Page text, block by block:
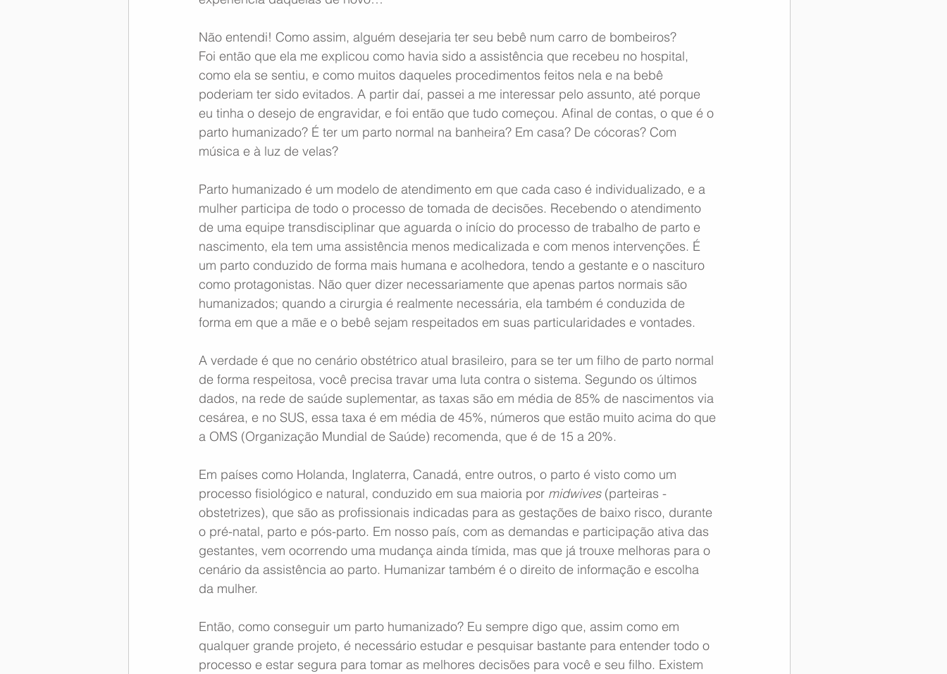
Não entendi! Como assim, alguém desejaria ter seu bebê num carro de bombeiros?
Foi então que ela me explicou como havia sido a assistência que recebeu no hospital,
como ela se sentiu, e como muitos daqueles procedimentos feitos nela e na bebê
poderiam ter sido evitados. A partir daí, passei a me interessar pelo assunto, até porque
eu tinha o desejo de engravidar, e foi então que tudo começou. Afinal de contas, o que é o
parto humanizado? É ter um parto normal na banheira? Em casa? De cócoras? Com
música e à luz de velas?
Parto humanizado é um modelo de atendimento em que cada caso é individualizado, e a
mulher participa de todo o processo de tomada de decisões. Recebendo o atendimento
de uma equipe transdisciplinar que aguarda o início do processo de trabalho de parto e
nascimento, ela tem uma assistência menos medicalizada e com menos intervenções. É
um parto conduzido de forma mais humana e acolhedora, tendo a gestante e o nascituro
como protagonistas. Não quer dizer necessariamente que apenas partos normais são
humanizados; quando a cirurgia é realmente necessária, ela também é conduzida de
forma em que a mãe e o bebê sejam respeitados em suas particularidades e vontades.
A verdade é que no cenário obstétrico atual brasileiro, para se ter um filho de parto normal
de forma respeitosa, você precisa travar uma luta contra o sistema. Segundo os últimos
dados, na rede de saúde suplementar, as taxas são em média de 85% de nascimentos via
cesárea, e no SUS, essa taxa é em média de 45%, números que estão muito acima do que
a OMS (Organização Mundial de Saúde) recomenda, que é de 15 a 20%.
Em países como Holanda, Inglaterra, Canadá, entre outros, o parto é visto como um
processo fisiológico e natural, conduzido em sua maioria por midwives (parteiras -
obstetrizes), que são as profissionais indicadas para as gestações de baixo risco, durante
o pré-natal, parto e pós-parto. Em nosso país, com as demandas e participação ativa das
gestantes, vem ocorrendo uma mudança ainda tímida, mas que já trouxe melhoras para o
cenário da assistência ao parto. Humanizar também é o direito de informação e escolha
da mulher.
Então, como conseguir um parto humanizado? Eu sempre digo que, assim como em
qualquer grande projeto, é necessário estudar e pesquisar bastante para entender todo o
processo e estar segura para tomar as melhores decisões para você e seu filho. Existem